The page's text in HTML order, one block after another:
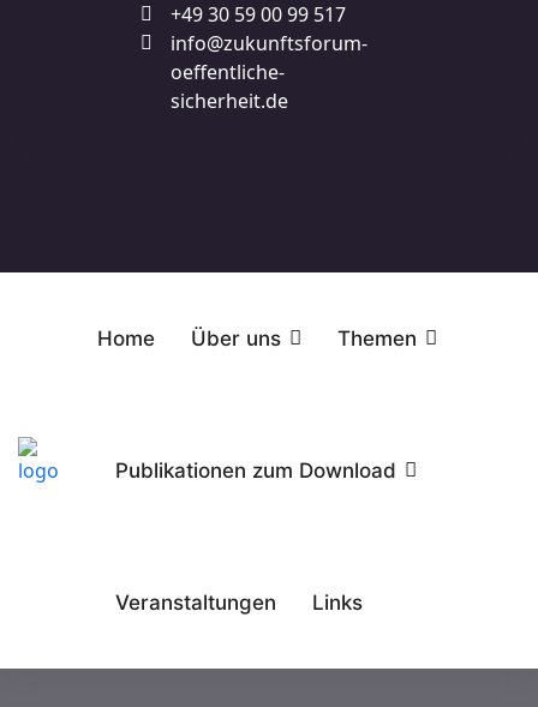
+49 30 59 00 99 517
info@zukunftsforum-
oeffentliche-
sicherheit.de
Home Über uns Themen
Publikationen zum Download
Veranstaltungen Links